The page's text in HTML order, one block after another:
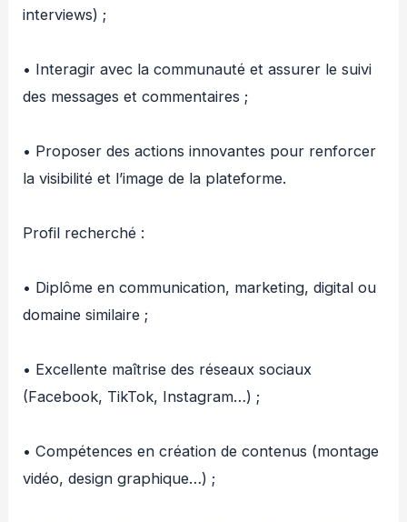
interviews) ;
‎• Interagir avec la communauté et assurer le suivi
des messages et commentaires ;
‎• Proposer des actions innovantes pour renforcer
la visibilité et l’image de la plateforme.
‎Profil recherché :
‎• Diplôme en communication, marketing, digital ou
domaine similaire ;
‎• Excellente maîtrise des réseaux sociaux
(Facebook, TikTok, Instagram…) ;
‎• Compétences en création de contenus (montage
vidéo, design graphique…) ;